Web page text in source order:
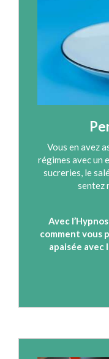
Vous en avez
régimes avec un
sucreries, le
sentez
Avec
comment vous
apaisée